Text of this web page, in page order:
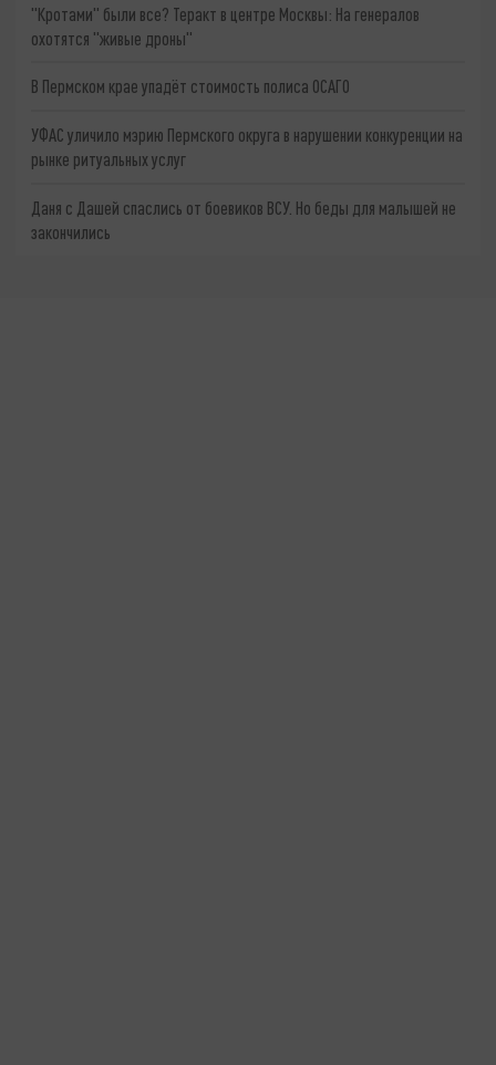
"Кротами" были все? Теракт в центре Москвы: На генералов
охотятся "живые дроны"
В Пермском крае упадёт стоимость полиса ОСАГО
УФАС уличило мэрию Пермского округа в нарушении конкуренции на
рынке ритуальных услуг
Даня с Дашей спаслись от боевиков ВСУ. Но беды для малышей не
закончились